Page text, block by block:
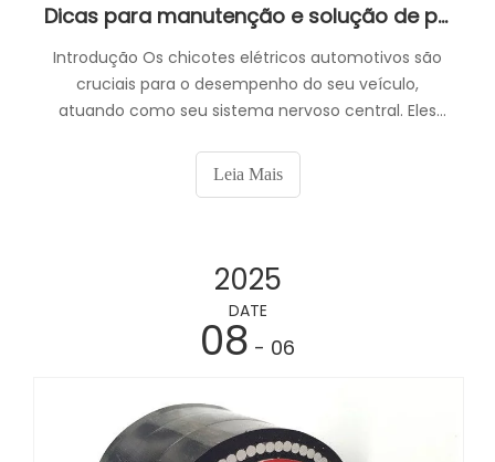
Dicas para manutenção e solução de problemas de chicotes elétricos automotivos
Introdução Os chicotes elétricos automotivos são
cruciais para o desempenho do seu veículo,
atuando como seu sistema nervoso central. Eles
sensores. Mantê-los adequadamente é
fundamental para evitar problemas elétricos
Leia Mais
2025
DATE
08 - 06